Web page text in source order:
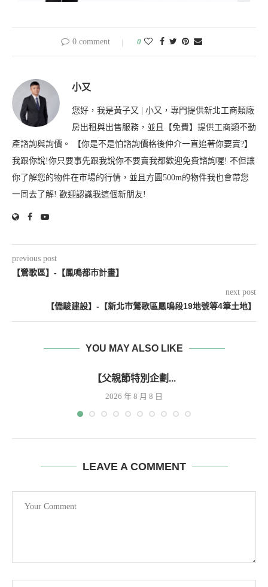
0 comment 0
小又
您好，我是黃子又 | 小又，專門提供新北工商類廠
房出租與出售服務，並且【免費】提供工商類不動
產諮詢與詢價。 【你是不是怕諮詢價格後仲介一直追著你要賣?】
我跟你說!你只要事先跟我說你不要賣我都歡迎免費諮詢喔! 不但讓
你了解您的物件在市場的行情，並且方圓500m的物件我也會帶您
一同去了解! 歡迎認識我這個新朋友!
previous post
【鶯歌區】-【鳳鳴都市計畫】
next post
【僑駿建設】-【新北市鶯歌區鳳鳴段19地號等4筆土地】
YOU MAY ALSO LIKE
【父親節特別企劃...
2026 年 8 月 8 日
LEAVE A COMMENT